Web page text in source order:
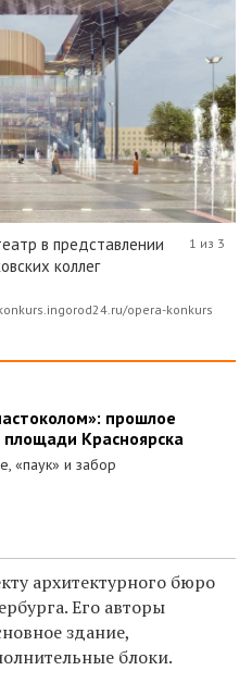
в представлении
коллег
opera-konkurs
1 из 3
прошлое
Красноярска
«паук» и забор
архитектурного бюро
Его авторы
здание,
блоки.